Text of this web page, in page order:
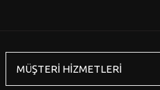
MÜŞTERİ HİZMETLERİ